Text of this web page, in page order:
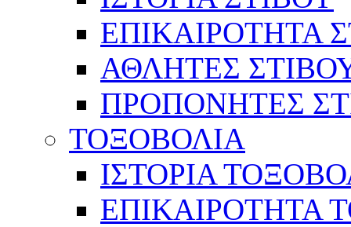
ΕΠΙΚΑΙΡΟΤΗΤΑ
ΑΘΛΗΤΕΣ
ΠΡΟΠΟΝΗΤΕΣ
ΤΟΞΟΒΟΛΙΑ
ΙΣΤΟΡΙΑ
ΕΠΙΚΑΙΡΟΤΗΤΑ